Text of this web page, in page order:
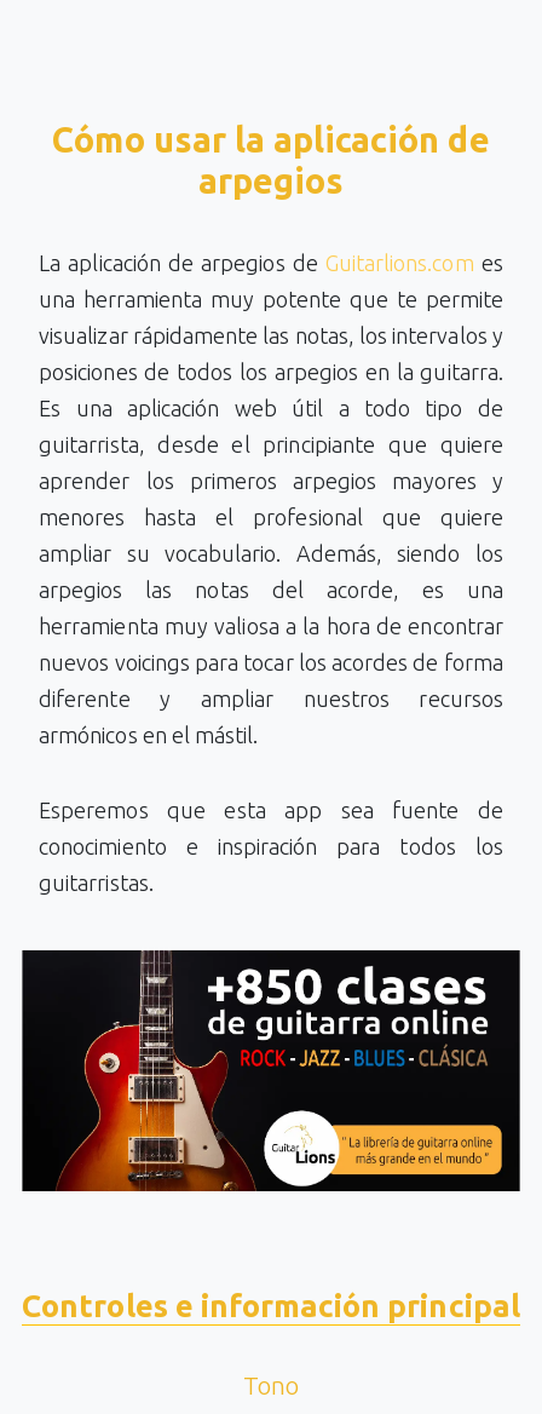
Cómo usar la aplicación de
arpegios
La aplicación de arpegios de Guitarlions.com es
una herramienta muy potente que te permite
visualizar rápidamente las notas, los intervalos y
posiciones de todos los arpegios en la guitarra.
Es una aplicación web útil a todo tipo de
guitarrista, desde el principiante que quiere
aprender los primeros arpegios mayores y
menores hasta el profesional que quiere
ampliar su vocabulario. Además, siendo los
arpegios las notas del acorde, es una
herramienta muy valiosa a la hora de encontrar
nuevos voicings para tocar los acordes de forma
diferente y ampliar nuestros recursos
armónicos en el mástil.
Esperemos que esta app sea fuente de
conocimiento e inspiración para todos los
guitarristas.
Controles e información principal
Tono